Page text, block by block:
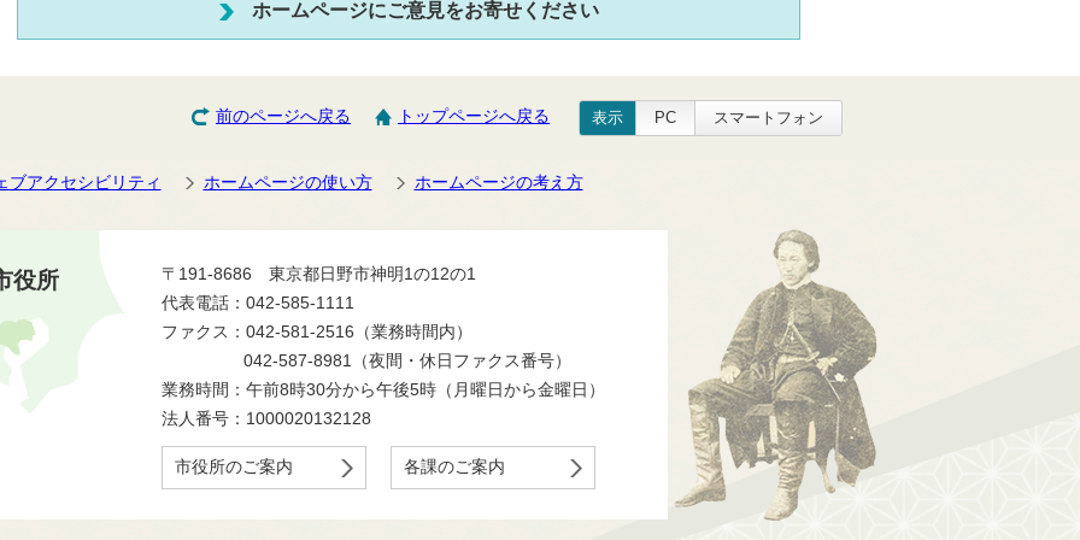
ホームページにご意見をお寄せください
前のページへ戻る トップページへ戻る 表示 PC スマートフォン
ブアクセシビリティ ホームページの使い方 ホームページの考え方
役所
〒191-8686 東京都日野市神明1の12の1
代表電話：042-585-1111
ファクス：042-581-2516（業務時間内）
042-587-8981（夜間・休日ファクス番号）
業務時間：午前8時30分から午後5時（月曜日から金曜日）
法人番号：1000020132128
市役所のご案内 各課のご案内